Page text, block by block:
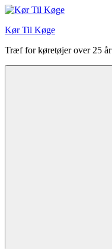
Videre
indhold
Kør Til Køge
Træf for køretøjer over 25 år